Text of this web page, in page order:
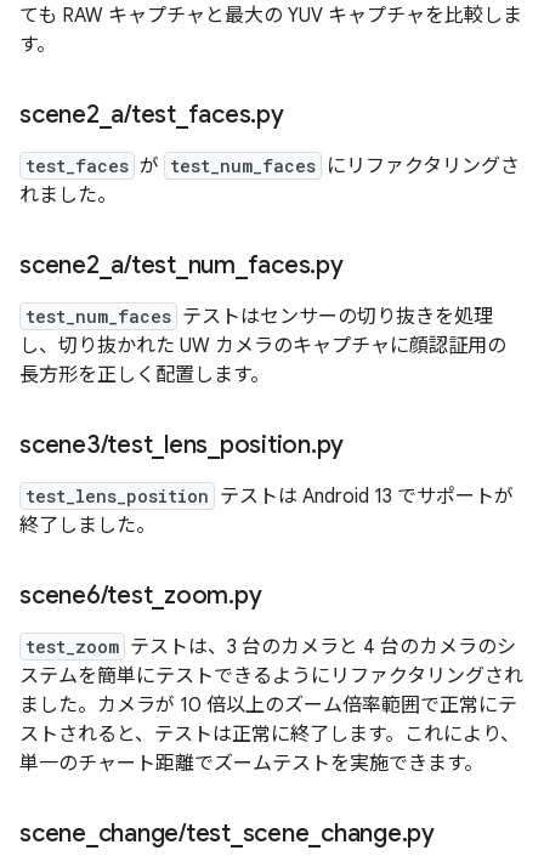
ても RAW キャプチャと最大の YUV キャプチャを比較しま
す。
scene2 a/test_ faces.py
test_faces が test_num_faces にリファクタリングさ
れました。
scene2 a/test_ num faces.py
test_num_faces テストはセンサーの切り抜きを処理
し、切り抜かれた UW カメラのキャプチャに顔認証用の
長方形を正しく配置します。
scene3/test_ lens position.py
test_lens_position テストは Android 13 でサポートが
終了しました。
scene6/test_ zoom.py
test_zoom テストは、3 台のカメラと 4 台のカメラのシ
ステムを簡単にテストできるようにリファクタリングされ
ました。カメラが 10 倍以上のズーム倍率範囲で正常にテ
ストされると、テストは正常に終了します。これにより、
単一のチャート距離でズームテストを実施できます。
scene change/test_ scene change.py